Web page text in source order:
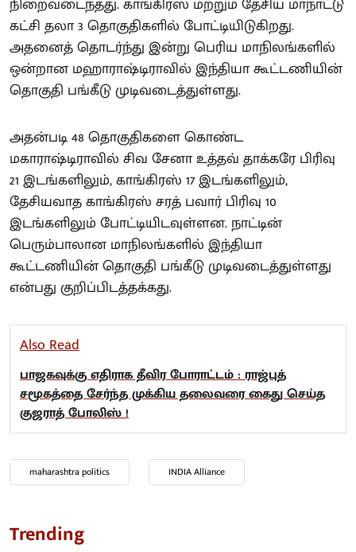
நிறைவடைந்தது. காங்கிரஸ் மற்றும் தேசிய மாநாட்டு
கட்சி தலா 3 தொகுதிகளில் போட்டியிடுகிறது.
அதனைத் தொடர்ந்து இன்று பெரிய மாநிலங்களில்
ஒன்றான மஹாராஷ்டிராவில் இந்தியா கூட்டணியின்
தொகுதி பங்கீடு முடிவடைத்துள்ளது.
அதன்படி 48 தொகுதிகளை கொண்ட
மகாராஷ்டிராவில் சிவ சேனா உத்தவ் தாக்கரே பிரிவு
21 இடங்களிலும், காங்கிரஸ் 17 இடங்களிலும்,
தேசியவாத காங்கிரஸ் சரத் பவார் பிரிவு 10
இடங்களிலும் போட்டியிடவுள்ளன. நாட்டின்
பெரும்பாலான மாநிலங்களில் இந்தியா
கூட்டணியின் தொகுதி பங்கீடு முடிவடைத்துள்ளது
என்பது குறிப்பிடத்தக்கது.
Also Read
பாஜகவுக்கு எதிராக தீவிர போராட்டம் : ராஜ்புத்
சமூகத்தை சேர்ந்த முக்கிய தலைவரை கைது செய்த
குஜராத் போலிஸ் !
maharashtra politics INDIA Alliance
Trending